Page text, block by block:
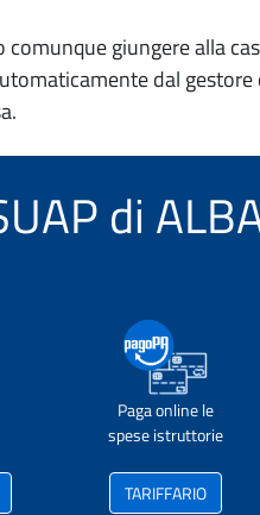
giungere alla
dal
di
Paga online le
spese istruttorie
TARIFFARIO